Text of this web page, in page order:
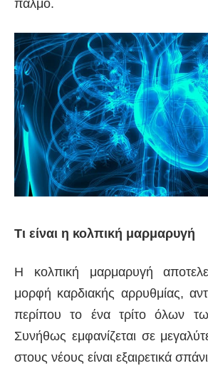
παλμό.
Τι είναι η κολπική μαρμαρυγή
Η κολπική μαρμαρυγή
μορφή καρδιακής αρρυθμίας,
περίπου το ένα τρίτο όλων
Συνήθως εμφανίζεται σε
στους νέους είναι εξαιρετικά